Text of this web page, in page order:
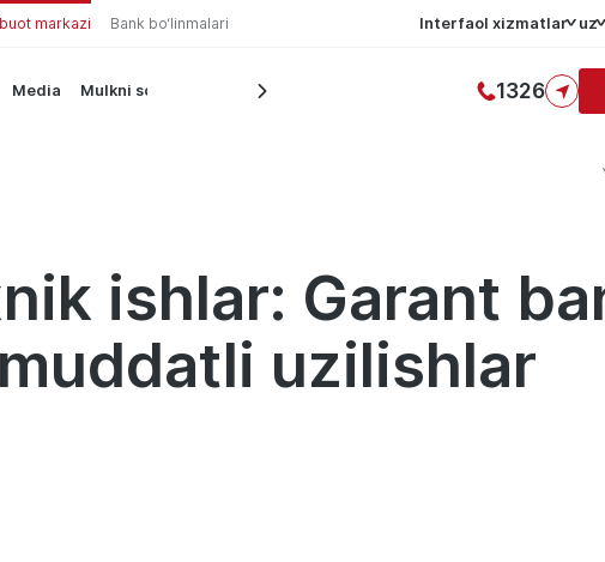
markazi Bank bo‘linmalari Interfaol xizmatlar uz
Media Mulkni sotish 1326
ishlar: Garant
uzilishlar